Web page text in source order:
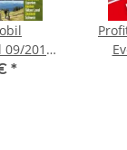
2018
*